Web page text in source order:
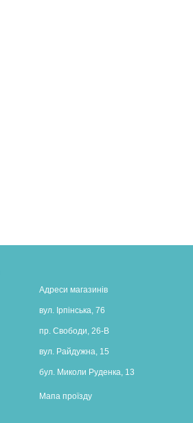
Адреси магазинів
вул. Ірпінська, 76
пр. Свободи, 26-В
вул. Райдужна, 15
бул. Миколи Руденка, 13
Мапа проїзду